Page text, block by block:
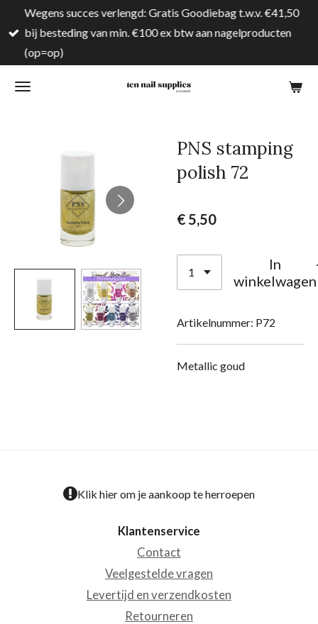
direct
naar
hoofdinhoud
Wegens succes verlengd: Gratis Goodiebag t.w.v. €41,50
bij besteding van min. €100 ex btw aan nagelproducten
(op=op)
PNS stamping
polish 72
€ 5,50
In
winkelwagen
Artikelnummer: P72
Metallic goud
Klik hier om je aankoop te herroepen
Klantenservice
Contact
Veelgestelde vragen
Levertijd en verzendkosten
Retourneren